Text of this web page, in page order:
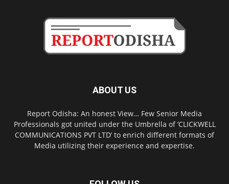
ABOUT US
Report Odisha: An honest View… Few Senior Media
Professionals got united under the Umbrella of ‘CLICKWELL
COMMUNICATIONS PVT LTD’ to enrich different formats of
Media utilizing their experience and expertise.